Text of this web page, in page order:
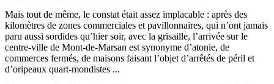
Mais tout de même, le constat était assez implacable : après des
kilomètres de zones commerciales et pavillonnaires, qui n’ont jamais
paru aussi sordides qu’hier soir, avec la grisaille, l’arrivée sur le
centre-ville de Mont-de-Marsan est synonyme d’atonie, de
commerces fermés, de maisons faisant l’objet d’arrêtés de péril et
d’oripeaux quart-mondistes ...